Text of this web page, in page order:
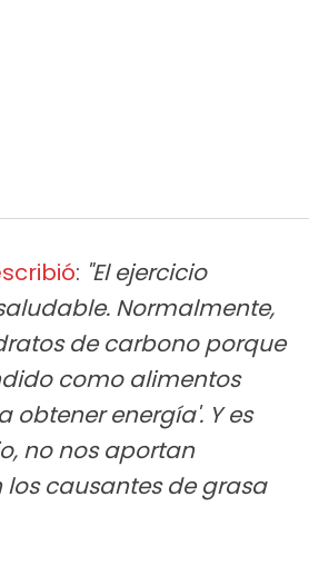
: "El ejercicio
Normalmente,
de carbono porque
como alimentos
obtener energía'. Y es
no nos aportan
los causantes de grasa